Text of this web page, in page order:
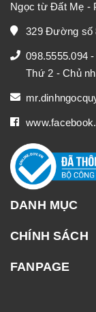
Ngọc từ Đất Mẹ -
329 Đường số
098.5555.094 -
Thứ 2 - Chủ
DANH MỤC
CHÍNH SÁCH
FANPAGE